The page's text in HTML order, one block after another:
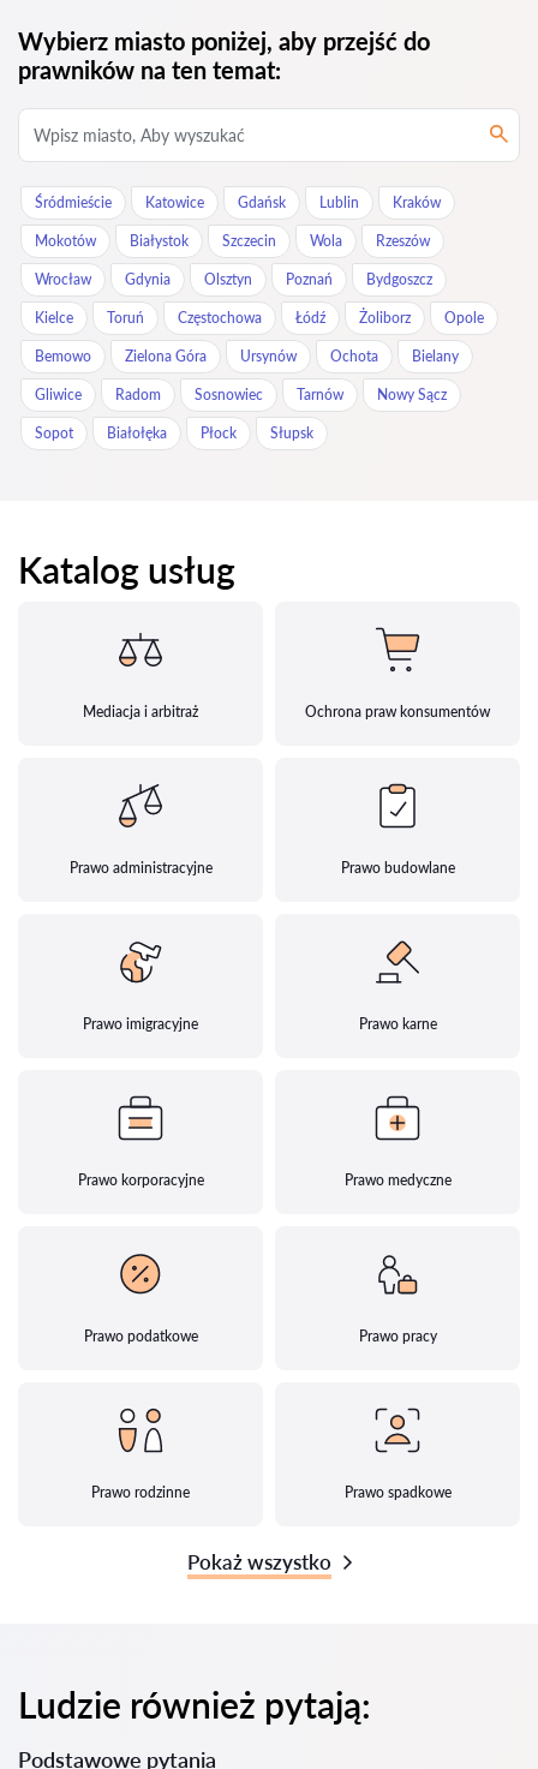
Wybierz miasto poniżej, aby przejść do
prawników na ten temat:
Śródmieście Katowice Gdańsk Lublin Kraków
Mokotów Białystok Szczecin Wola Rzeszów
Wrocław Gdynia Olsztyn Poznań Bydgoszcz
Kielce Toruń Częstochowa Łódź Żoliborz Opole
Bemowo Zielona Góra Ursynów Ochota Bielany
Gliwice Radom Sosnowiec Tarnów Nowy Sącz
Sopot Białołęka Płock Słupsk
Katalog usług
Mediacja i arbitraż Ochrona praw konsumentów
Prawo administracyjne Prawo budowlane
Prawo imigracyjne Prawo karne
Prawo korporacyjne Prawo medyczne
Prawo podatkowe Prawo pracy
Prawo rodzinne Prawo spadkowe
Pokaż wszystko
Ludzie również pytają:
Podstawowe pytania